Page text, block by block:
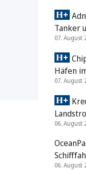
Tanker
07. August
Häfen
07. August
06. August
06. August